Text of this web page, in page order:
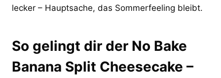
lecker – Hauptsache, das Sommerfeeling bleibt.
So gelingt dir der No Bake
Banana Split Cheesecake –